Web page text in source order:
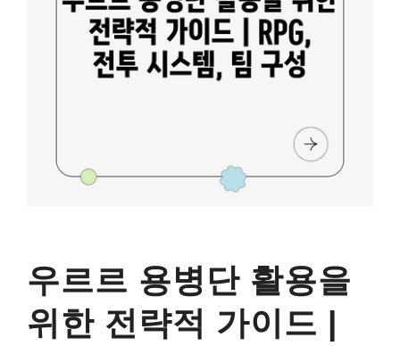
우르르 용병단 활용을
위한 전략적 가이드 |